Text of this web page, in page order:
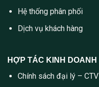
Hệ thống phân phối
Dịch vụ khách hàng
HỢP TÁC KINH DOANH
Chính sách đại lý – CTV